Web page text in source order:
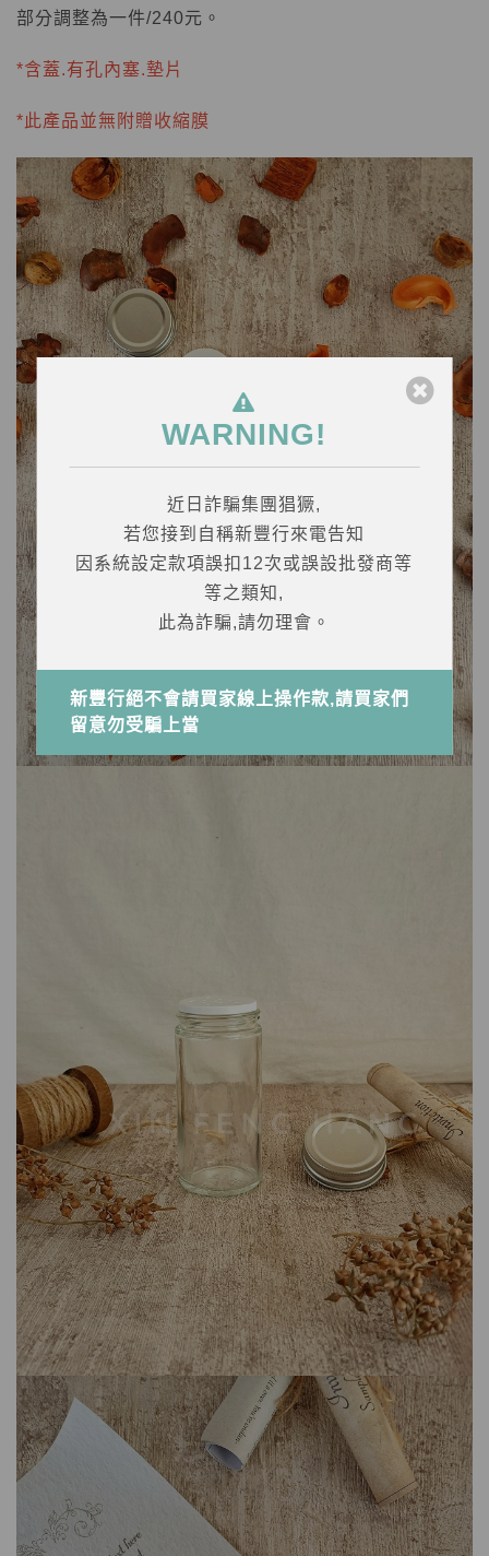
部分調整為一件/240元。
*含蓋.有孔內塞.墊片
*此產品並無附贈收縮膜
WARNING!
近日詐騙集團猖獗,
若您接到自稱新豐行來電告知
因系統設定款項誤扣12次或誤設批發商等
等之類知,
此為詐騙,請勿理會。
新豐行絕不會請買家線上操作款,請買家們
留意勿受騙上當